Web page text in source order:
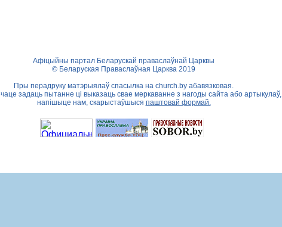
Афіцыйны партал Беларускай праваслаўнай Царквы
© Беларуская Праваслаўная Царква 2019
Пры перадруку матэрыялаў спасылка на church.by абавязковая.
задаць пытанне ці выказаць свае меркаванне з нагоды сайта або артыкулаў,
напішыце нам, скарыстаўшыся паштовай формай.